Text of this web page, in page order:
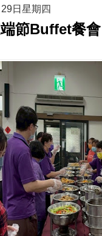
日星期四
節Buffet餐